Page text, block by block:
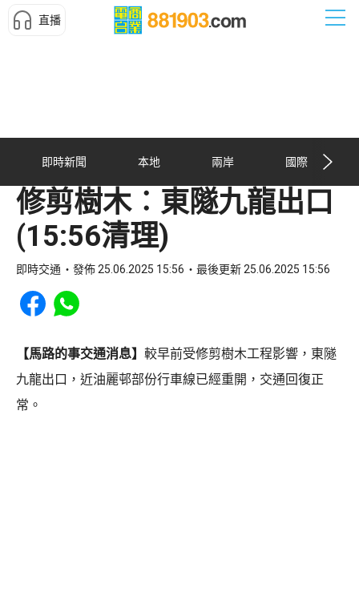
直播
即時新聞 本地 兩岸 國際
修剪樹木︰東隧九龍出口
(15:56清理)
即時交通 發佈 25.06.2025 15:56 最後更新 25.06.2025 15:56
Share to Facebook
Share to WhatsApp
【馬路的事交通消息】 較早前受修剪樹木工程影響，東隧
九龍出口，近油麗邨部份行車線已經重開，交通回復正
常。